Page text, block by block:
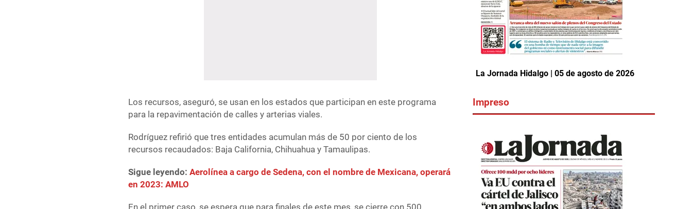
Los recursos, aseguró, se usan en los estados que participan en este programa
para la repavimentación de calles y arterias viales.
Rodríguez refirió que tres entidades acumulan más de 50 por ciento de los
recursos recaudados: Baja California, Chihuahua y Tamaulipas.
Sigue leyendo:Aerolínea a cargo de Sedena, con el nombre de Mexicana, operará
en 2023: AMLO
La Jornada Hidalgo | 05 de agosto de 2026
Impreso